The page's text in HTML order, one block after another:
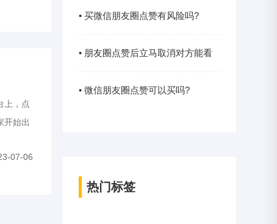
• 买微信朋友圈点赞有风险吗?
• 朋友圈点赞后立马取消对方能看
到吗?
• 微信朋友圈点赞可以买吗?
热门标签
上，点
开始出
07-06